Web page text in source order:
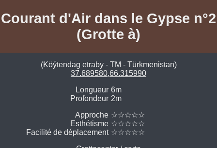
Courant d'Air dans le Gypse n°2
(Grotte à)
(Köýtendag etraby - TM - Türkmenistan)
37.689580,66.315990
Longueur 6m
Profondeur 2m
Approche ☆☆☆☆☆
Esthétisme ☆☆☆☆☆
Facilité de déplacement ☆☆☆☆☆